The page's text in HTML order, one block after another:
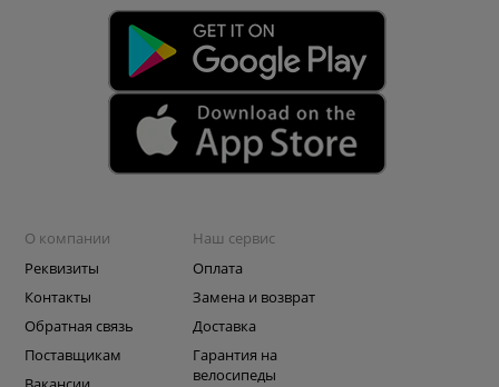
О компании
Реквизиты
Контакты
Обратная связь
Поставщикам
Наш сервис
Оплата
Замена и возврат
Доставка
Гарантия на
велосипеды